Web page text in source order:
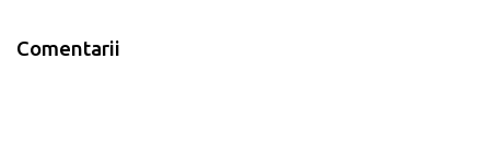
Comentarii